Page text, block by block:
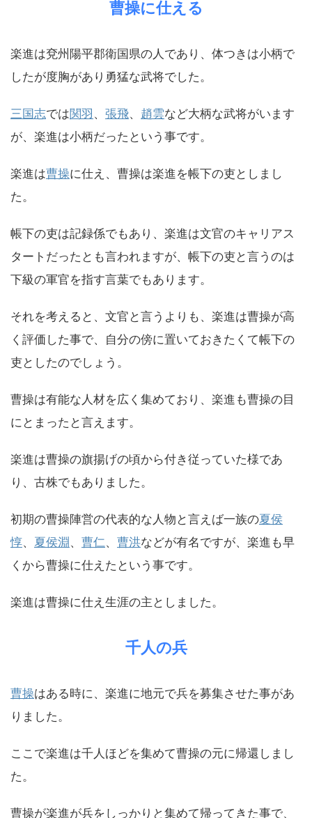
曹操に仕える
楽進は兗州陽平郡衛国県の人であり、体つきは小柄で
したが度胸があり勇猛な武将でした。
三国志では関羽 、 張飛、 趙雲など大柄な武将がいます
が、楽進は小柄だったという事です。
楽進は曹操に仕え、曹操は楽進を帳下の吏としまし
た。
帳下の吏は記録係でもあり、楽進は文官のキャリアス
タートだったとも言われますが、帳下の吏と言うのは
下級の軍官を指す言葉でもあります。
それを考えると、文官と言うよりも、楽進は曹操が高
く評価した事で、自分の傍に置いておきたくて帳下の
吏としたのでしょう。
曹操は有能な人材を広く集めており、楽進も曹操の目
にとまったと言えます。
楽進は曹操の旗揚げの頃から付き従っていた様であ
り、古株でもありました。
初期の曹操陣営の代表的な人物と言えば一族の夏侯
惇、 夏侯淵 、 曹仁、 曹洪などが有名ですが、楽進も早
くから曹操に仕えたという事です。
楽進は曹操に仕え生涯の主としました。
千人の兵
曹操はある時に、楽進に地元で兵を募集させた事があ
りました。
ここで楽進は千人ほどを集めて曹操の元に帰還しまし
た。
曹操が楽進が兵をしっかりと集めて帰ってきた事で、